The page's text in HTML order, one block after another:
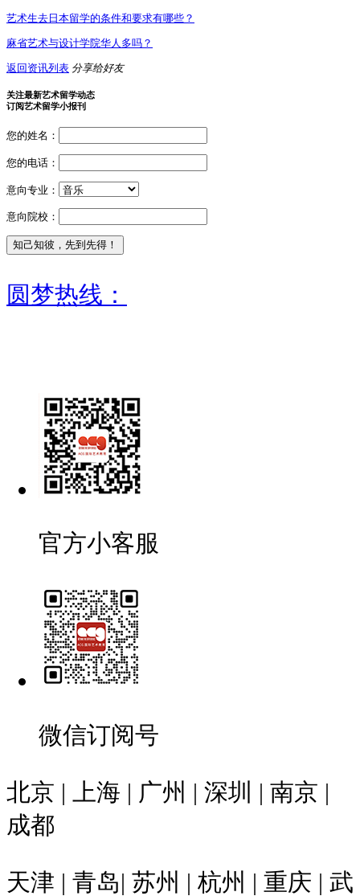
艺术生去日本留学的条件和要求有哪些？
麻省艺术与设计学院华人多吗？
返回资讯列表 分享给好友
关注最新艺术留学动态
订阅艺术留学小报刊
您的姓名：
您的电话：
意向专业：
意向院校：
圆梦热线：
官方小客服
微信订阅号
北京 | 上海 | 广州 | 深圳 | 南京 |
成都
天津 | 青岛| 苏州 | 杭州 | 重庆 | 武